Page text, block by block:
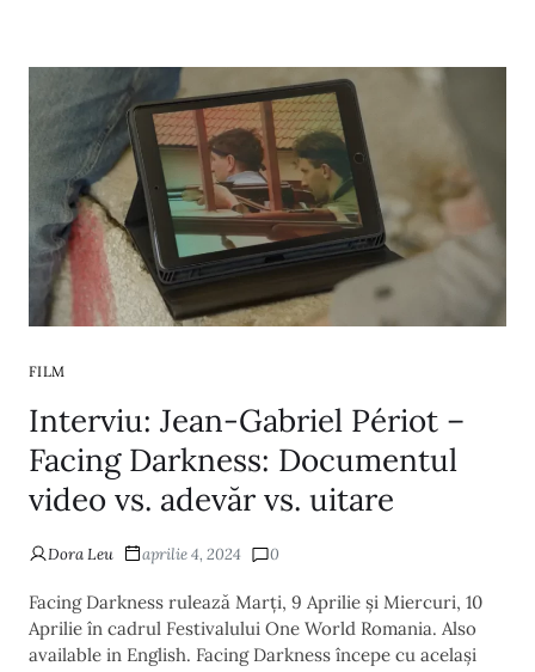
FILM
Interviu: Jean-Gabriel Périot –
Facing Darkness: Documentul
video vs. adevăr vs. uitare
Dora Leu aprilie 4, 2024 0
Facing Darkness rulează Marți, 9 Aprilie și Miercuri, 10
Aprilie în cadrul Festivalului One World Romania. Also
available in English. Facing Darkness începe cu același